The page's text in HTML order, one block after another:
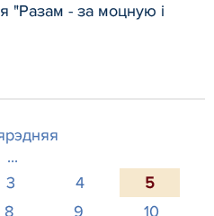
"Разам - за моцную і
...
3 4
5
8 9 10